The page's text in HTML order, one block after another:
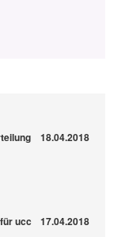
18.04.2018
ucc
17.04.2018